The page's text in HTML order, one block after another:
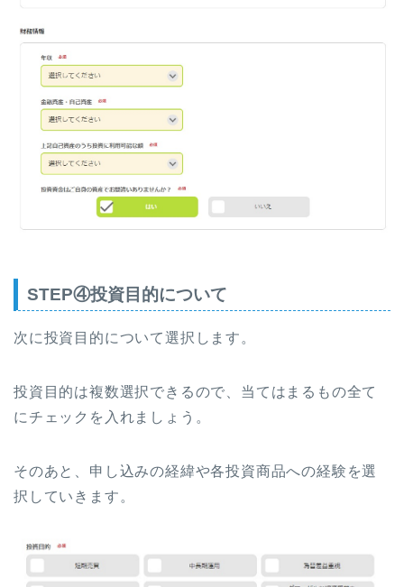
STEP④投資目的について
次に投資目的について選択します。
投資目的は複数選択できるので、当てはまるもの全て
にチェックを入れましょう。
そのあと、申し込みの経緯や各投資商品への経験を選
択していきます。